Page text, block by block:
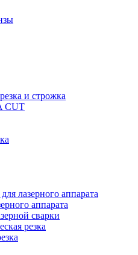
и строжка
CUT
лазерного аппарата
аппарата
сварки
резка